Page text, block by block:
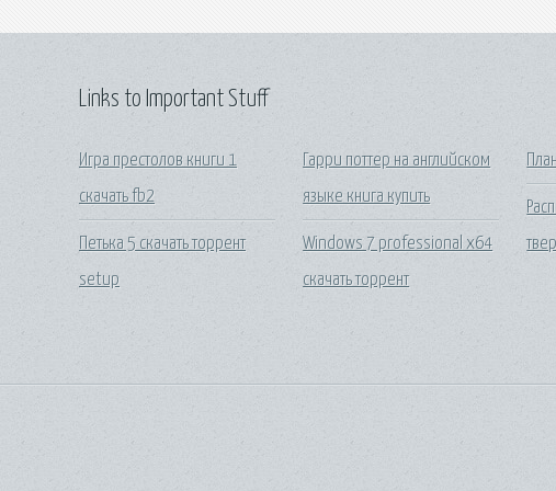
Links to Important Stuff
Игра престолов книги 1
скачать fb2
Петька 5 скачать торрент
setup
Гарри поттер на английском
языке книга купить
Windows 7 professional x64
скачать торрент